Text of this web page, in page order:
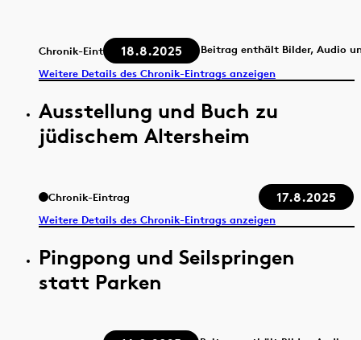
Chronik-Eintrag 18.8.2025
Beitrag enthält Bilder, Audio
Weitere Details des Chronik-Eintrags anzeigen
Ausstellung und Buch zu
jüdischem Altersheim
Chronik-Eintrag 17.8.2025
Weitere Details des Chronik-Eintrags anzeigen
Pingpong und Seilspringen
statt Parken